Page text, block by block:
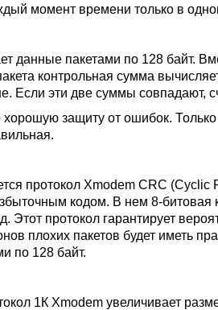
момент времени только в
данные пакетами по 128 байт.
контрольная сумма
эти две суммы совпадают,
хорошую защиту от ошибок.
протокол Xmodem CRC (Cyclic
кодом. В нем 8-
Этот протокол гарантирует
плохих пакетов будет иметь
по 128 байт.
1К Xmodem увеличивает